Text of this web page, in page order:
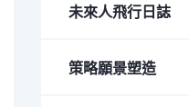
未來人飛行日誌
策略願景塑造